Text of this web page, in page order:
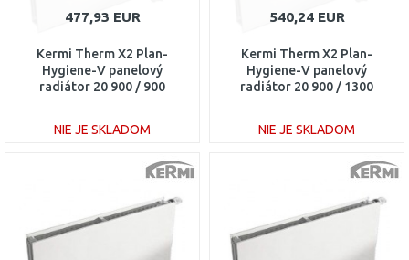
477,93 EUR
Kermi Therm X2 Plan-
Hygiene-V panelový
radiátor 20 900 / 900
NIE JE SKLADOM
DO KOŠÍKA
540,24 EUR
Kermi Therm X2 Plan-
Hygiene-V panelový
radiátor 20 900 / 1300
NIE JE SKLADOM
DO KOŠÍKA